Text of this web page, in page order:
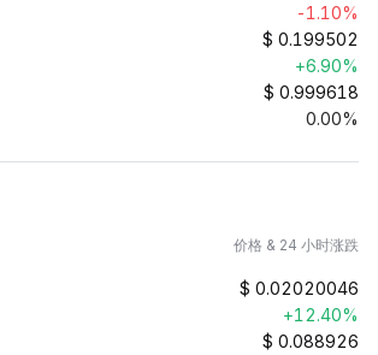
-1.10%
$ 0.199502
+6.90%
$ 0.999618
0.00%
价格 & 24 小时涨跌
$ 0.02020046
+12.40%
$ 0.088926